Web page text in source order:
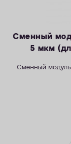
Сменный
5
Сменный модуль